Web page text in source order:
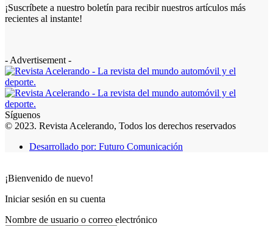
¡Suscríbete a nuestro boletín para recibir nuestros artículos más
recientes al instante!
- Advertisement -
Síguenos
© 2023. Revista Acelerando, Todos los derechos reservados
Desarrollado por: Futuro Comunicación
¡Bienvenido de nuevo!
Iniciar sesión en su cuenta
Nombre de usuario o correo electrónico